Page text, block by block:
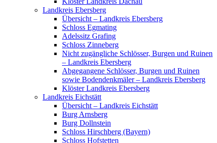
Landkreis Ebersberg
Übersicht – Landkreis Ebersberg
Schloss Egmating
Adelssitz Grafing
Schloss Zinneberg
Nicht zugängliche Schlösser, Burgen und Ruinen
– Landkreis Ebersberg
Abgegangene Schlösser, Burgen und Ruinen
sowie Bodendenkmäler – Landkreis Ebersberg
Klöster Landkreis Ebersberg
Landkreis Eichstätt
Übersicht – Landkreis Eichstätt
Burg Arnsberg
Burg Dollnstein
Schloss Hirschberg (Bayern)
Schloss Hofstetten